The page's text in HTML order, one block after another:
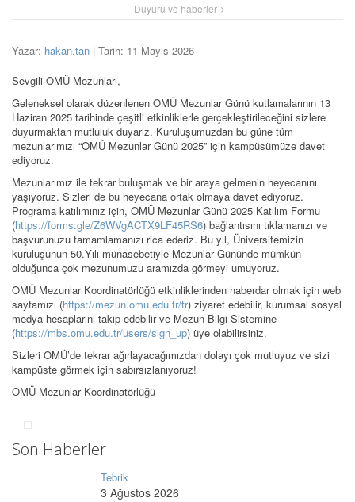
Duyuru ve haberler
Yazar: hakan.tan | Tarih: 11 Mayıs 2026
Sevgili OMÜ Mezunları,
Geleneksel olarak düzenlenen OMÜ Mezunlar Günü kutlamalarının 13
Haziran 2025 tarihinde çeşitli etkinliklerle gerçekleştirileceğini sizlere
duyurmaktan mutluluk duyarız. Kuruluşumuzdan bu güne tüm
mezunlarımızı “OMÜ Mezunlar Günü 2025” için kampüsümüze davet
ediyoruz.
Mezunlarımız ile tekrar buluşmak ve bir araya gelmenin heyecanını
yaşıyoruz. Sizleri de bu heyecana ortak olmaya davet ediyoruz.
Programa katılımınız için, OMÜ Mezunlar Günü 2025 Katılım Formu
(https://forms.gle/Z6WVgACTX9LF45RS6) bağlantısını tıklamanızı ve
başvurunuzu tamamlamanızı rica ederiz. Bu yıl, Üniversitemizin
kuruluşunun 50.Yılı münasebetiyle Mezunlar Gününde mümkün
olduğunca çok mezunumuzu aramızda görmeyi umuyoruz.
OMÜ Mezunlar Koordinatörlüğü etkinliklerinden haberdar olmak için web
sayfamızı (https://mezun.omu.edu.tr/tr) ziyaret edebilir, kurumsal sosyal
medya hesaplarını takip edebilir ve Mezun Bilgi Sistemine
(https://mbs.omu.edu.tr/users/sign_up) üye olabilirsiniz.
Sizleri OMÜ’de tekrar ağırlayacağımızdan dolayı çok mutluyuz ve sizi
kampüste görmek için sabırsızlanıyoruz!
OMÜ Mezunlar Koordinatörlüğü
Son Haberler
Tebrik
3 Ağustos 2026